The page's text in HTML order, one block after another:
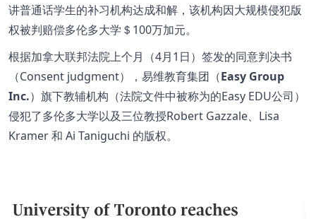
讲普通话学生的补习机构达成和解，该机构因大规模侵犯版
权被判赔偿多伦多大学＄100万加元。
根据加拿大联邦法院上个月（4月1日）签发的同意判决书
（Consent judgment），易维教育集团（Easy Group
Inc.）旗下教辅机构（法院文件中被称为的Easy EDU公司）
侵犯了多伦多大学以及三位教授Robert Gazzale、Lisa
Kramer 和 Ai Taniguchi 的版权。